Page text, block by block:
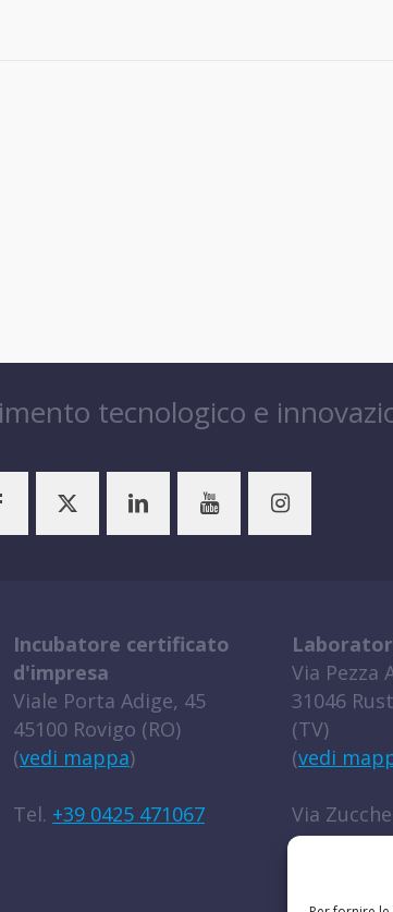
tecnologico e
Incubatore certificato
d'impresa
Viale Porta Adige, 45
45100 Rovigo (RO)
(vedi mappa)
Tel. +39 0425 471067
Via Pezza
31046
(TV)
(vedi
Via
45100